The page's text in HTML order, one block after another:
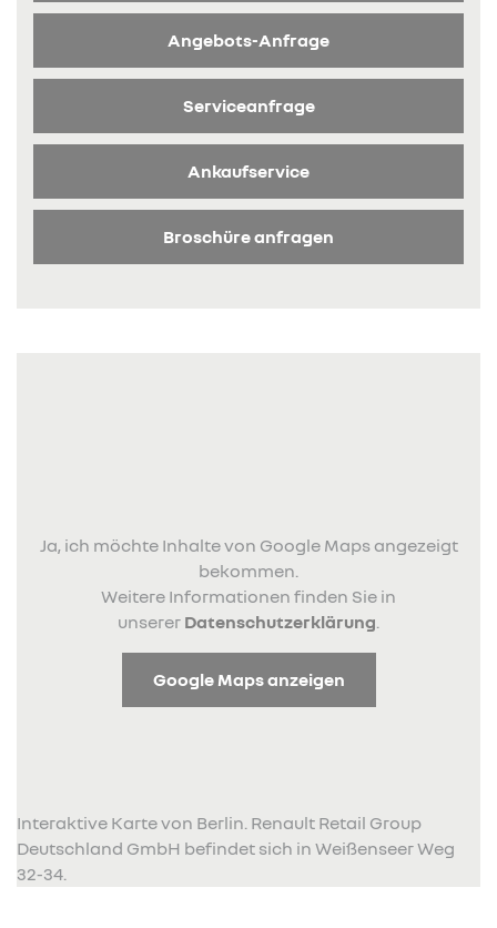
Angebots-Anfrage
Serviceanfrage
Ankaufservice
Broschüre anfragen
Ja, ich möchte Inhalte von Google Maps angezeigt
bekommen.
Weitere Informationen finden Sie in
unserer Datenschutzerklärung
Google Maps anzeigen
Interaktive Karte von Berlin. Renault Retail Group
Deutschland GmbH befindet sich in Weißenseer Weg
32-34.